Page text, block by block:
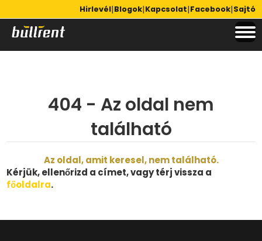
Hirlevél|Blogok|Kapcsolat|Facebook|Sajtó
404 - Az oldal nem
található
Az oldal, amit keresel, nem található.
Kérjük, ellenőrizd a címet, vagy térj vissza a
főoldalra.